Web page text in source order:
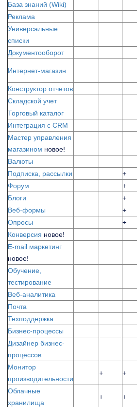
База знаний (Wiki)
Реклама
Универсальные
списки
Документооборот
Интернет-магазин
Конструктор отчетов
Складской учет
Торговый каталог
Интеграция с CRM
Мастер управления
магазином новое!
Валюты
Подписка, рассылки
+
Форум
+
Блоги
+
Веб-формы
+
Опросы
+
Конверсия новое!
E-mail маркетинг
новое!
Обучение,
тестирование
Веб-аналитика
Почта
Техподдержка
Бизнес-процессы
Дизайнер бизнес-
процессов
Монитор
производительности
+ +
Облачные
хранилища
+ +